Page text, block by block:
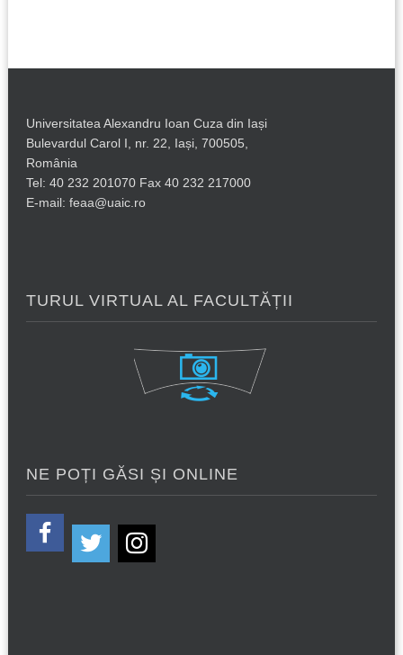
Universitatea Alexandru Ioan Cuza din Iași
Bulevardul Carol I, nr. 22, Iași, 700505,
România
Tel: 40 232 201070 Fax 40 232 217000
E-mail: feaa@uaic.ro
TURUL VIRTUAL AL FACULTĂȚII
NE POȚI GĂSI ȘI ONLINE